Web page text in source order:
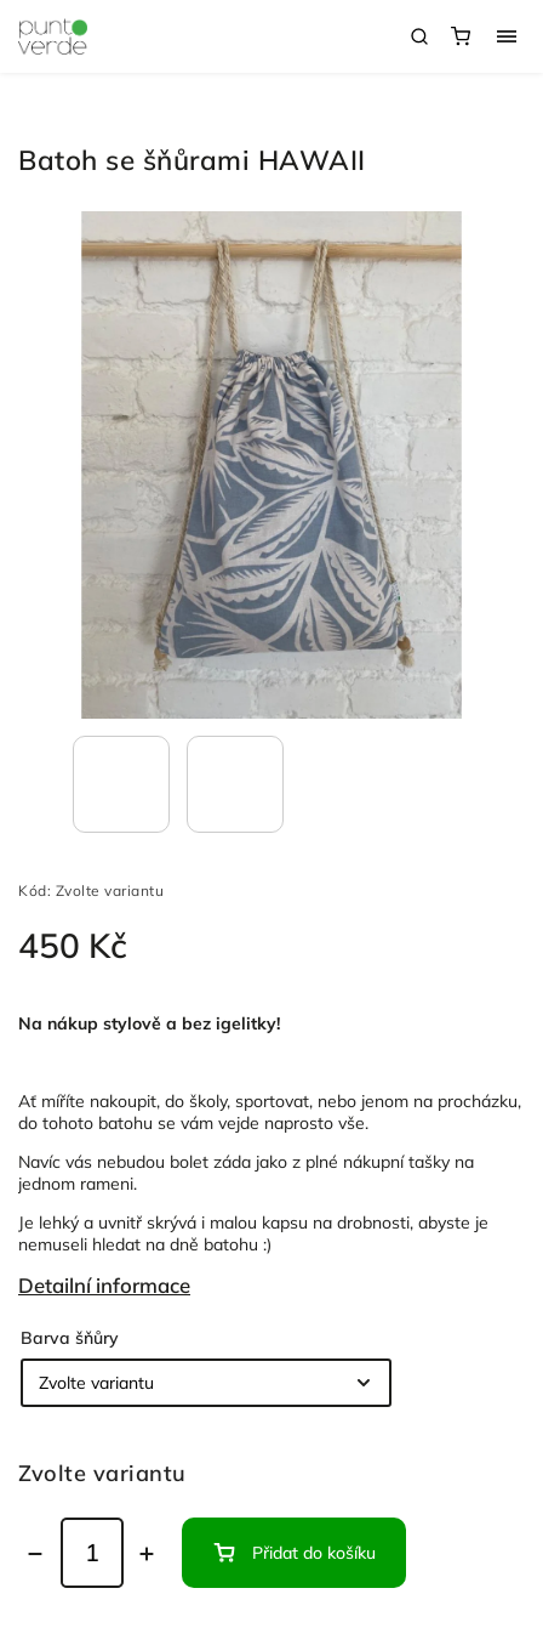
Batoh se šňůrami HAWAII
Kód: Zvolte variantu
450 Kč
Na nákup stylově a bez igelitky!
Ať míříte nakoupit, do školy, sportovat, nebo jenom na procházku,
do tohoto batohu se vám vejde naprosto vše.
Navíc vás nebudou bolet záda jako z plné nákupní tašky na
jednom rameni.
Je lehký a uvnitř skrývá i malou kapsu na drobnosti, abyste je
nemuseli hledat na dně batohu :)
Detailní informace
Barva šňůry
Zvolte variantu
Přidat do košíku